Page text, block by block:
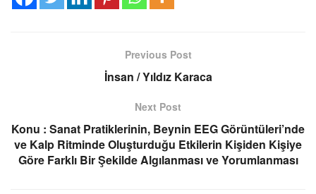
Previous Post
İnsan / Yıldız Karaca
Next Post
Konu : Sanat Pratiklerinin, Beynin EEG Görüntüleri’nde
ve Kalp Ritminde Oluşturduğu Etkilerin Kişiden Kişiye
Göre Farklı Bir Şekilde Algılanması ve Yorumlanması